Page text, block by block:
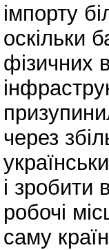
імпорту
оскільки
фізичних
через
і
робочі
саму